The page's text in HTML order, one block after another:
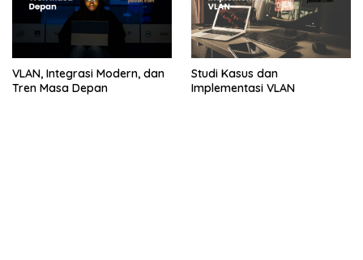
VLAN, Integrasi Modern, dan
Tren Masa Depan
Studi Kasus dan
Implementasi VLAN